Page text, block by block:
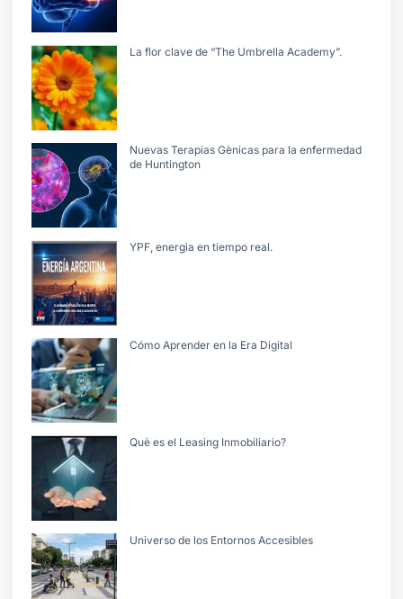
La flor clave de “The Umbrella Academy”.
Nuevas Terapias Gènicas para la enfermedad
de Huntington
YPF, energìa en tiempo real.
Cómo Aprender en la Era Digital
Què es el Leasing Inmobiliario?
Universo de los Entornos Accesibles